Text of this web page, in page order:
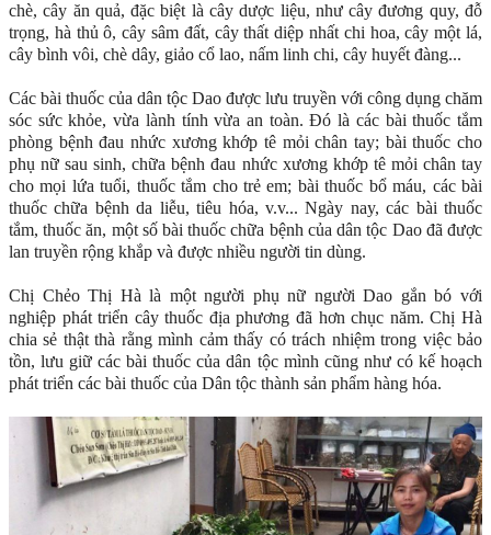
chè, cây ăn quả, đặc biệt là cây dược liệu, như cây đương quy, đỗ
trọng, hà thủ ô, cây sâm đất, cây thất diệp nhất chi hoa, cây một lá,
cây bình vôi, chè dây, giảo cổ lao, nấm linh chi, cây huyết đàng...
Các bài thuốc của dân tộc Dao được lưu truyền với công dụng chăm
sóc sức khỏe, vừa lành tính vừa an toàn. Đó là các bài thuốc tắm
phòng bệnh đau nhức xương khớp tê mỏi chân tay; bài thuốc cho
phụ nữ sau sinh, chữa bệnh đau nhức xương khớp tê mỏi chân tay
cho mọi lứa tuổi, thuốc tắm cho trẻ em; bài thuốc bổ máu, các bài
thuốc chữa bệnh da liễu, tiêu hóa, v.v... Ngày nay, các bài thuốc
tắm, thuốc ăn, một số bài thuốc chữa bệnh của dân tộc Dao đã được
lan truyền rộng khắp và được nhiều người tin dùng.
Chị Chẻo Thị Hà là một người phụ nữ người Dao gắn bó với
nghiệp phát triển cây thuốc địa phương đã hơn chục năm. Chị Hà
chia sẻ thật thà rằng mình cảm thấy có trách nhiệm trong việc bảo
tồn, lưu giữ các bài thuốc của dân tộc mình cũng như có kế hoạch
phát triển các bài thuốc của Dân tộc thành sản phẩm hàng hóa.